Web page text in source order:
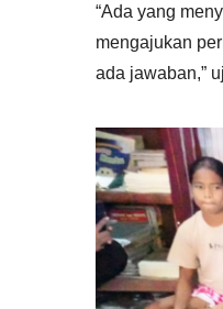
“Ada yang
mengajukan
ada jawaban,”